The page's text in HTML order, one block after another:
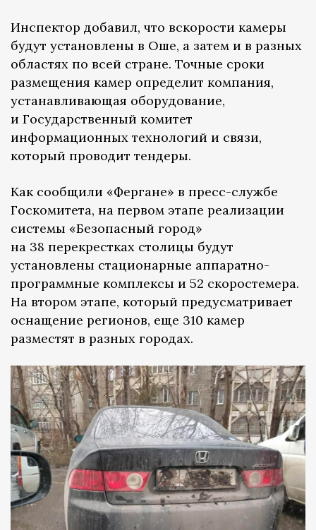
Инспектор добавил, что вскорости камеры
будут установлены в Оше, а затем и в разных
областях по всей стране. Точные сроки
размещения камер определит компания,
устанавливающая оборудование,
и Государственный комитет
информационных технологий и связи,
который проводит тендеры.
Как сообщили «Фергане» в пресс-службе
Госкомитета, на первом этапе реализации
системы «Безопасный город»
на 38 перекрестках столицы будут
установлены стационарные аппаратно-
программные комплексы и 52 скоростемера.
На втором этапе, который предусматривает
оснащение регионов, еще 310 камер
разместят в разных городах.